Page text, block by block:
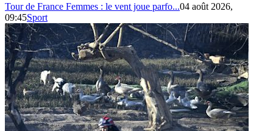
Tour de France Femmes : le vent joue parfo...04 août 2026,
09:45Sport